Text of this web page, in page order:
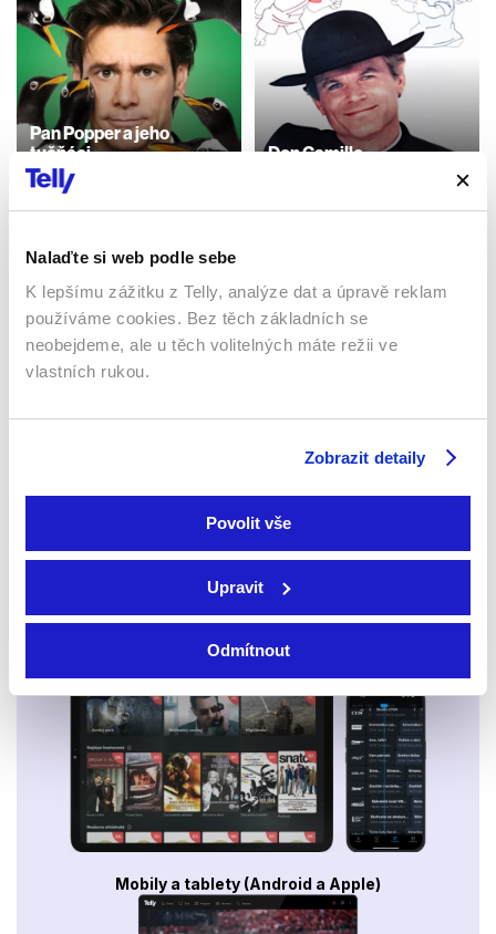
Nalaďte si web podle sebe
K lepšímu zážitku z Telly, analýze dat a úpravě reklam
používáme cookies. Bez těch základních se
neobejdeme, ale u těch volitelných máte režii ve
vlastních rukou.
Zobrazit detaily
Povolit vše
Upravit
Odmítnout
Pan Popper a jeho
tučňáci
2011 | USA | 90 min
Filmy / Komedie
Don Camillo
Sledujte kdekoliv až na 6 zařízeních
Sledovat internetovou televizi jde odkudkoliv
po celé EU, a to až na 6 zařízeních.
Smart TV - Android, Google, Samsung, LG, VIDAA
Mobily a tablety (Android a Apple)